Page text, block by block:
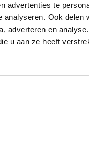
advertenties te
analyseren. Ook
adverteren en
u aan ze heeft
Deze cookie wordt
gebruikt om
onderscheid te
mensen en bots.